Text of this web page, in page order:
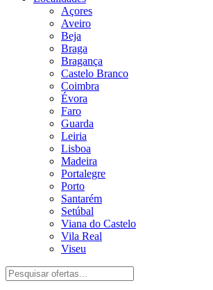
Açores
Aveiro
Beja
Braga
Bragança
Castelo Branco
Coimbra
Évora
Faro
Guarda
Leiria
Lisboa
Madeira
Portalegre
Porto
Santarém
Setúbal
Viana do Castelo
Vila Real
Viseu